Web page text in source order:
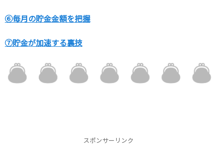
⑥毎月の貯金金額を把握
⑦貯金が加速する裏技
スポンサーリンク